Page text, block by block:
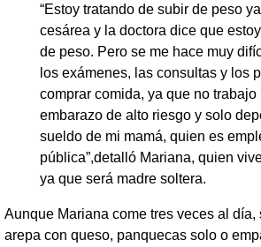
​“Estoy tratando de subir de peso
cesárea y la doctora dice que
de peso. Pero se me hace muy
los exámenes, las consultas y los
comprar comida, ya que no trabajo
embarazo de alto riesgo y solo
sueldo de mi mamá, quien es
pública”,detalló Mariana, quien
ya que será madre soltera.
Aunque Mariana come tres veces al día,
arepa con queso, panquecas solo o